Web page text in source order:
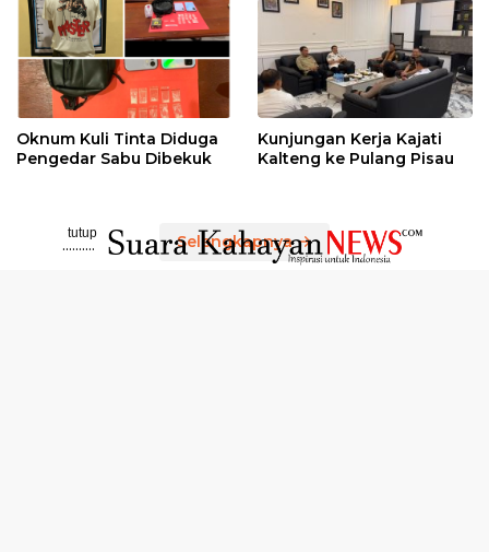
Oknum Kuli Tinta Diduga
Pengedar Sabu Dibekuk
Kunjungan Kerja Kajati
Kalteng ke Pulang Pisau
Selengkapnya
tutup
..........